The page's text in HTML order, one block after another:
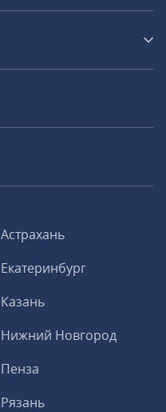
Астрахань
Екатеринбург
Казань
Нижний Новгород
Пенза
Рязань